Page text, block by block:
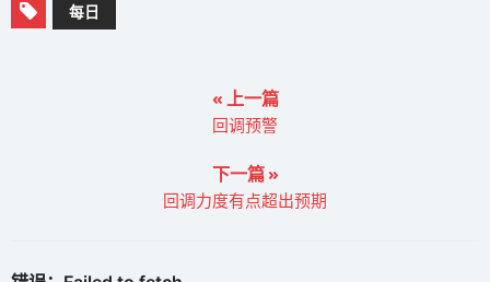
每日
« 上一篇
回调预警
下一篇 »
回调力度有点超出预期